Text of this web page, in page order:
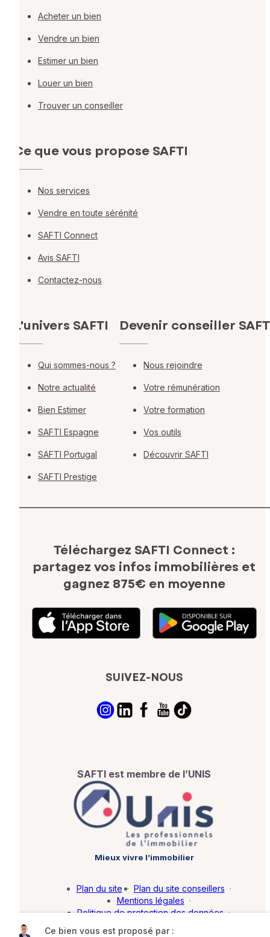
Ce bien vous est proposé par :
Acheter un bien
Vendre un bien
Estimer un bien
Louer un bien
Trouver un conseiller
Ce que vous propose SAFTI
Nos services
Vendre en toute sérénité
SAFTI Connect
Avis SAFTI
Contactez-nous
L'univers SAFTI
Qui sommes-nous ?
Notre actualité
Bien Estimer
SAFTI Espagne
SAFTI Portugal
SAFTI Prestige
Devenir conseiller
Nous rejoindre
Votre rémunération
Votre formation
Vos outils
Découvrir SAFTI
Téléchargez SAFTI Connect :
partagez vos infos immobilières et
gagnez 875€ en moyenne
SUIVEZ-NOUS
SAFTI est membre de l’UNIS
Mieux vivre l’immobilier
Plan du site · Plan du site conseillers ·
Mentions légales ·
Politique de protection des données ·